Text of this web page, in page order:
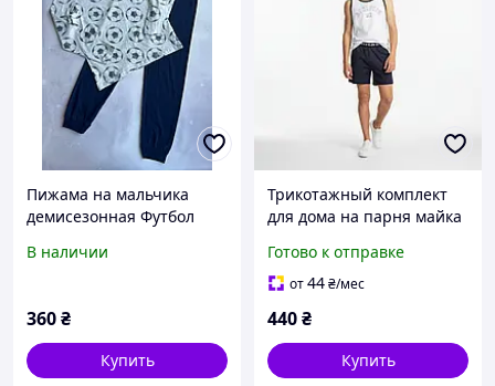
Пижама на мальчика
демисезонная Футбол
12 лет)
В наличии
360₴
Купить
Трикотажный комплект
для дома на парня майка
см (10-12Y) Pepperts
Готово к отправке
от44₴/мес
440₴
Купить